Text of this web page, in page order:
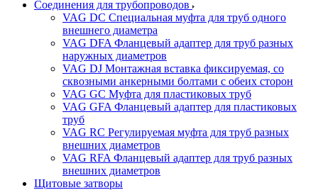
Соединения для трубопроводов
VAG DC Специальная муфта для труб одного
внешнего диаметра
VAG DFA Фланцевый адаптер для труб разных
наружных диаметров
VAG DJ Монтажная вставка фиксируемая, со
сквозными анкерными болтами с обеих сторон
VAG GC Муфта для пластиковых труб
VAG GFA Фланцевый адаптер для пластиковых
труб
VAG RC Регулируемая муфта для труб разных
внешних диаметров
VAG RFA Фланцевый адаптер для труб разных
внешних диаметров
Щитовые затворы